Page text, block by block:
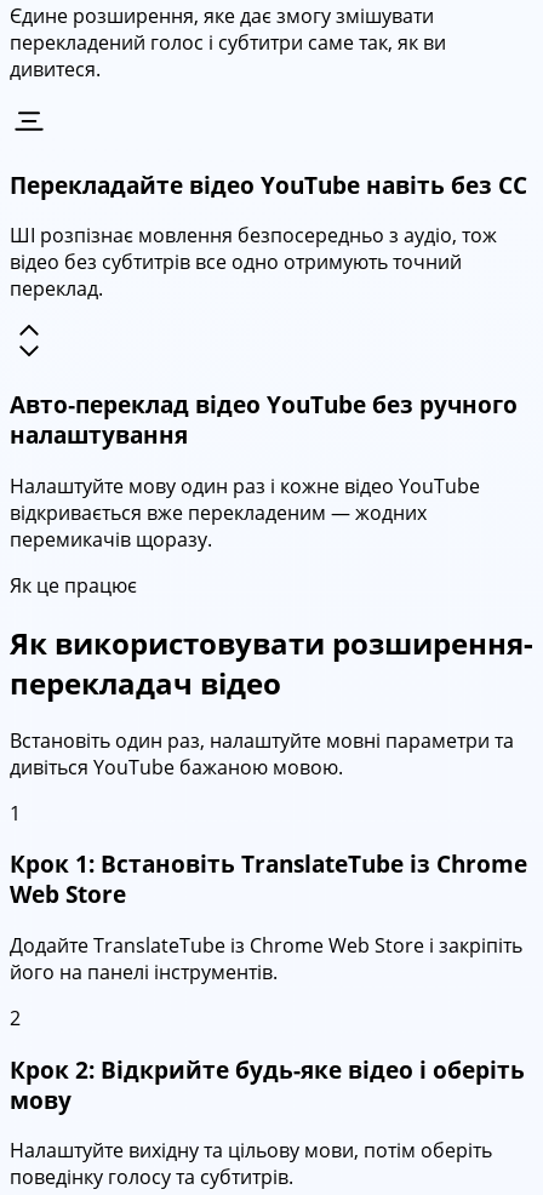
Єдине розширення, яке дає змогу змішувати
перекладений голос і субтитри саме так, як ви
дивитеся.
Перекладайте відео YouTube навіть без CC
ШІ розпізнає мовлення безпосередньо з аудіо, тож
відео без субтитрів все одно отримують точний
переклад.
Авто‑переклад відео YouTube без ручного
налаштування
Налаштуйте мову один раз і кожне відео YouTube
відкривається вже перекладеним — жодних
перемикачів щоразу.
Як це працює
Як використовувати розширення-
перекладач відео
Встановіть один раз, налаштуйте мовні параметри та
дивіться YouTube бажаною мовою.
1
Крок 1: Встановіть TranslateTube із Chrome
Web Store
Додайте TranslateTube із Chrome Web Store і закріпіть
його на панелі інструментів.
2
Крок 2: Відкрийте будь-яке відео і оберіть
мову
Налаштуйте вихідну та цільову мови, потім оберіть
поведінку голосу та субтитрів.